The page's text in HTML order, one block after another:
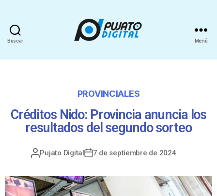
Buscar Menú
PROVINCIALES
Créditos Nido: Provincia anuncia los
resultados del segundo sorteo
Pujato Digital 7 de septiembre de 2024